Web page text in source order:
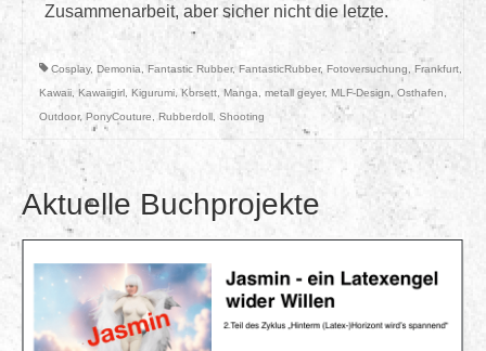
Zusammenarbeit, aber sicher nicht die letzte.
Cosplay, Demonia Fantastic Rubber, FantasticRubber, Fotoversuchung Frankfurt
Kawaii
Kawaiigirl Kigurumi ,Korsett Manga metall geyer, MLF-Design, Osthafen
Outdoor, PonyCouture Rubberdoll Shooting
Aktuelle Buchprojekte